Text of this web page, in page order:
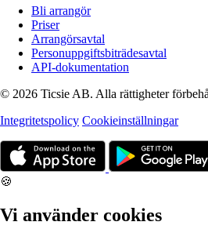
Bli arrangör
Priser
Arrangörsavtal
Personuppgiftsbiträdesavtal
API-dokumentation
© 2026 Ticsie AB. Alla rättigheter
Integritetspolicy Cookieinställningar
🍪
Vi använder cookies